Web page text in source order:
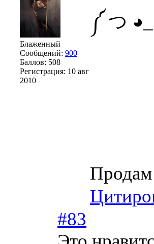
Блаженный
Сообщений: 900
Баллов: 508
Регистрация: 10 авг
2010
༼ つ
Продам
#83